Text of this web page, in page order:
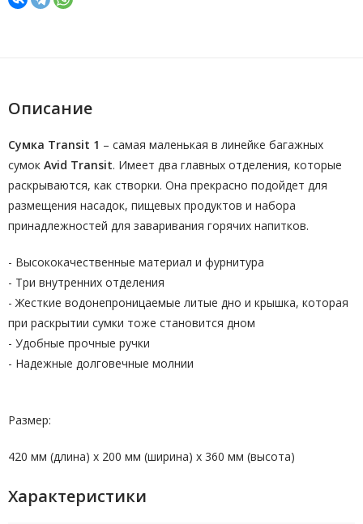
Описание
Сумка Transit 1 – самая маленькая в линейке багажных
сумок Avid Transit. Имеет два главных отделения, которые
раскрываются, как створки. Она прекрасно подойдет для
размещения насадок, пищевых продуктов и набора
принадлежностей для заваривания горячих напитков.
- Высококачественные материал и фурнитура
- Три внутренних отделения
- Жесткие водонепроницаемые литые дно и крышка, которая
при раскрытии сумки тоже становится дном
- Удобные прочные ручки
- Надежные долговечные молнии
Размер:
420 мм (длина) х 200 мм (ширина) х 360 мм (высота)
Характеристики